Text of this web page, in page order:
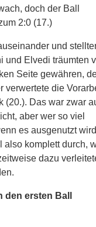
doch der Ball
2:0 (17.)
und
und Elvedi träumten
Seite gewähren,
verwertete die
(20.). Das war zwar
aber wer so viel
es ausgenutzt
also komplett durch,
dazu
ersten Ball